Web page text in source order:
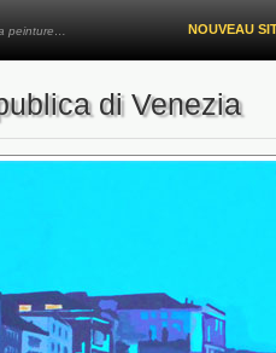
peinture… NOUVEAU
di Venezia